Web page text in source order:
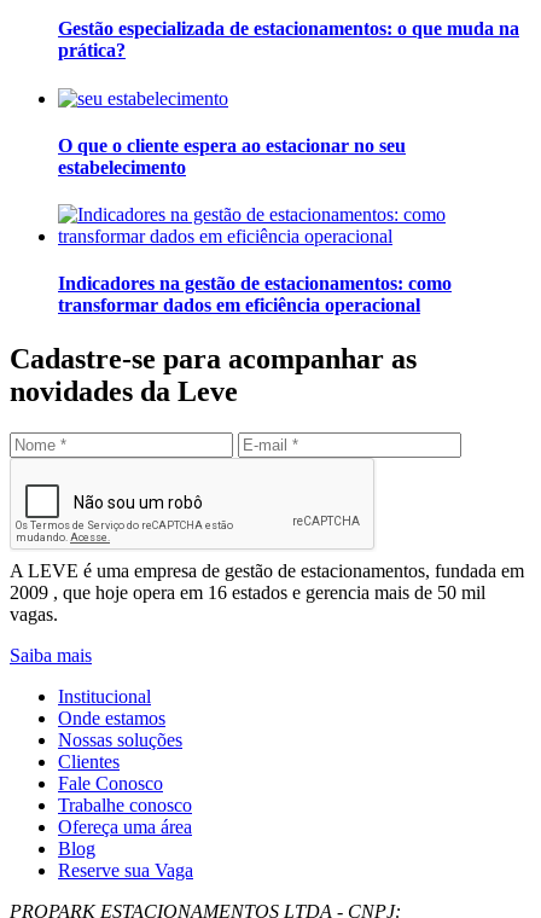
Gestão especializada de estacionamentos: o que muda na
prática?
O que o cliente espera ao estacionar no seu
estabelecimento
Indicadores na gestão de estacionamentos: como
transformar dados em eficiência operacional
Cadastre-se para acompanhar as
novidades da Leve
Leve Mobilidade – Gestão de Estacionamentos
A LEVE é uma empresa de gestão de estacionamentos, fundada em
2009 , que hoje opera em 16 estados e gerencia mais de 50 mil
vagas.
Saiba mais
Institucional
Onde estamos
Nossas soluções
Clientes
Fale Conosco
Trabalhe conosco
Ofereça uma área
Blog
Reserve sua Vaga
PROPARK ESTACIONAMENTOS LTDA - CNPJ: